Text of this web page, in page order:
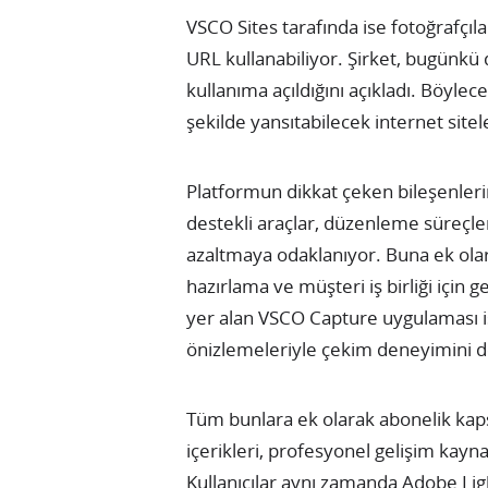
VSCO Sites tarafında ise
URL kullanabiliyor. Şirket,
kullanıma açıldığını açıkladı.
şekilde yansıtabilecek internet
Platformun dikkat çeken
destekli araçlar, düzenleme
azaltmaya odaklanıyor. Buna ek
hazırlama ve müşteri iş birliği için
yer alan VSCO Capture
önizlemeleriyle çekim deneyimini
Tüm bunlara ek olarak abonelik
içerikleri, profesyonel gelişim
Kullanıcılar aynı zamanda Adobe